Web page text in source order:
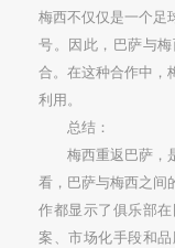
梅西不仅仅是一个足
号。因此，巴萨与
合。在这种合作中，
利用。
总结：
梅西重返巴萨，
看，巴萨与梅西之间
作都显示了俱乐部
案、市场化手段和